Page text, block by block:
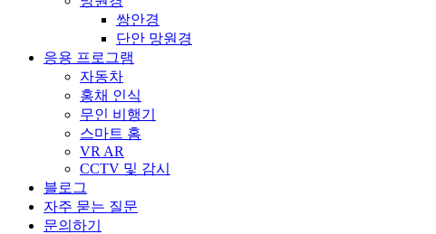
쌍안경
단안 망원경
응용 프로그램
자동차
홍채 인식
무인 비행기
스마트 홈
VR AR
CCTV 및 감시
블로그
자주 묻는 질문
문의하기